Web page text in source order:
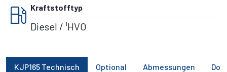
local_gas_station Kraftstofftyp
Diesel / ¹HVO
KJP165 Technisch Optional Abmessungen